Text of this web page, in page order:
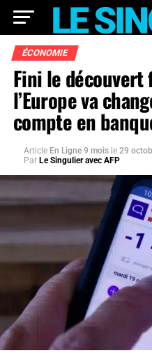
ÉCONOMIE
Fini le découvert
l’Europe va
compte en
Article En Ligne 9 mois le 29
Par Le Singulier avec AFP